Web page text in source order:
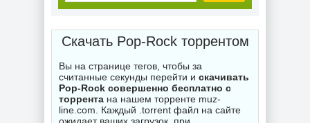
Скачать Pop-Rock торрентом
Вы на странице тегов, чтобы за
считанные секунды перейти и скачивать
Pop-Rock совершенно бесплатно с
торрента на нашем торренте muz-
line.com. Каждый .torrent файл на сайте